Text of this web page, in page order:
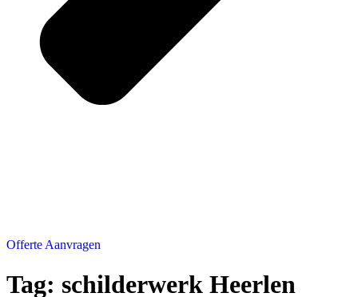
Offerte Aanvragen
Tag: schilderwerk Heerlen